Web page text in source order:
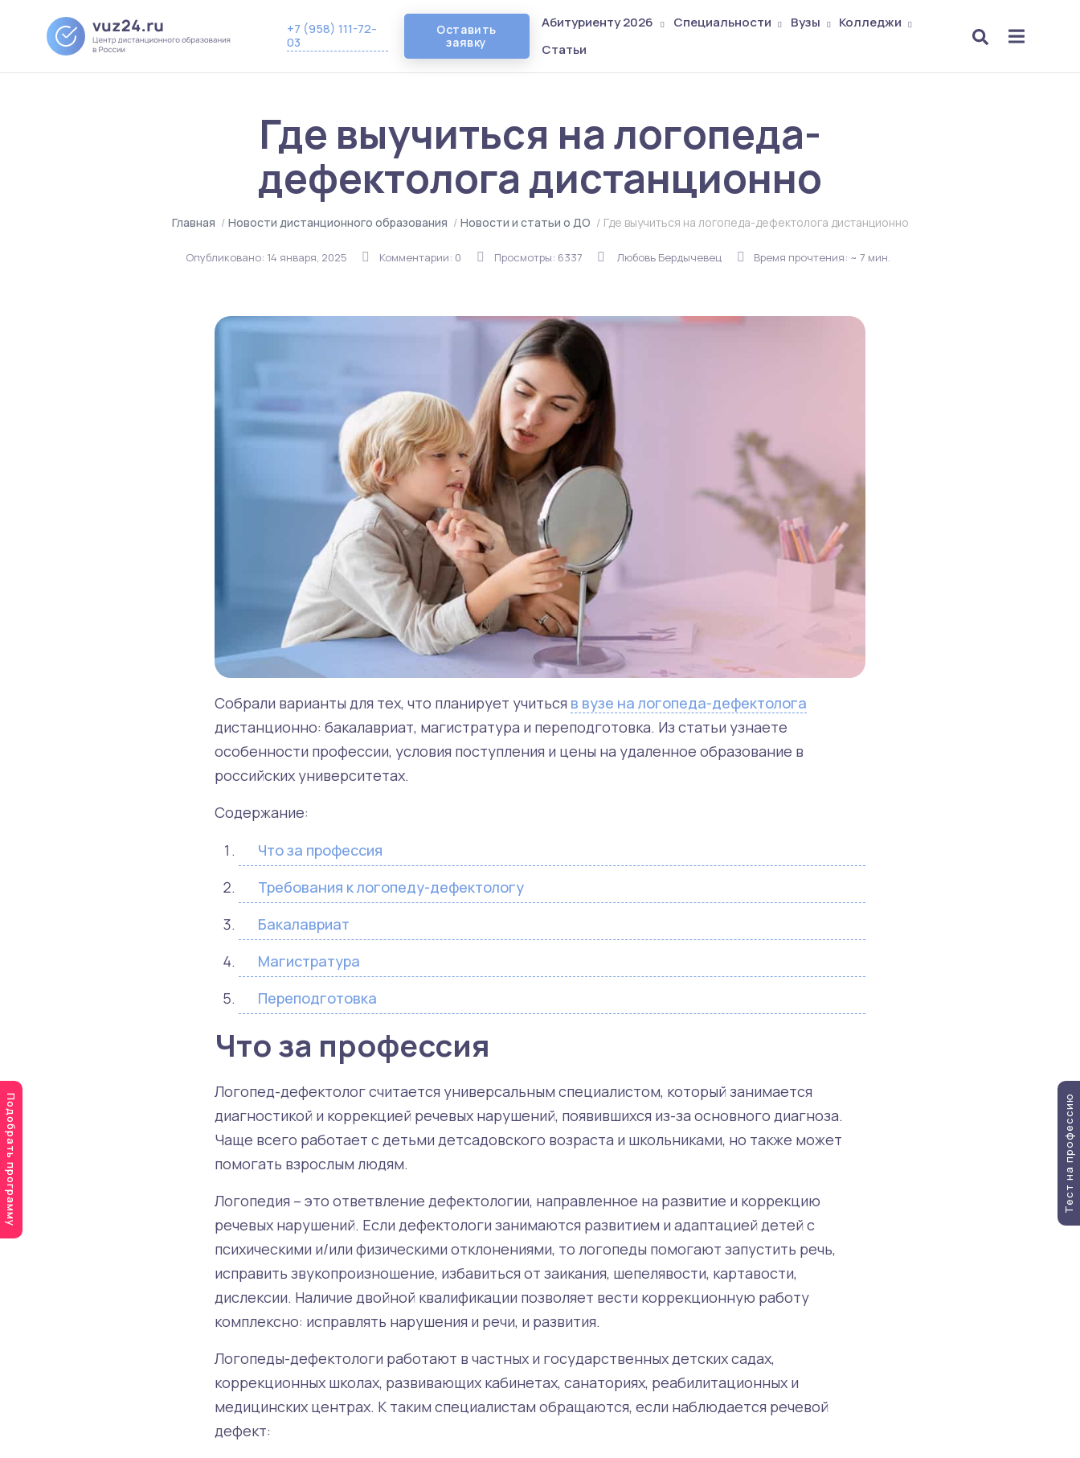
+7 (958) 111-72-
03
Оставить
заявку
Абитуриенту 2026 Специальности Вузы
Колледжи
Статьи
Где выучиться на логопеда-
дефектолога дистанционно
Главная / Новости дистанционного образования / Новости и статьи о ДО / Где выучиться на логопеда-дефектолога дистанционно
Опубликовано: 14 января, 2025 Комментарии: 0 Просмотры: 6337 Любовь Бердычевец Время прочтения: ~ 7 мин.
Собрали варианты для тех, что планирует учиться в вузе на логопеда-дефектолога
дистанционно: бакалавриат, магистратура и переподготовка. Из статьи узнаете
особенности профессии, условия поступления и цены на удаленное образование в
российских университетах.
Содержание:
Что за профессия
Требования к логопеду-дефектологу
Бакалавриат
Магистратура
Переподготовка
Что за профессия
Логопед-дефектолог считается универсальным специалистом, который занимается
диагностикой и коррекцией речевых нарушений, появившихся из-за основного диагноза.
Чаще всего работает с детьми детсадовского возраста и школьниками, но также может
помогать взрослым людям.
Логопедия – это ответвление дефектологии, направленное на развитие и коррекцию
речевых нарушений. Если дефектологи занимаются развитием и адаптацией детей с
психическими и/или физическими отклонениями, то логопеды помогают запустить речь,
исправить звукопроизношение, избавиться от заикания, шепелявости, картавости,
дислексии. Наличие двойной квалификации позволяет вести коррекционную работу
комплексно: исправлять нарушения и речи, и развития.
Логопеды-дефектологи работают в частных и государственных детских садах,
коррекционных школах, развивающих кабинетах, санаториях, реабилитационных и
медицинских центрах. К таким специалистам обращаются, если наблюдается речевой
дефект:
Подобрать программу Тест на профессию